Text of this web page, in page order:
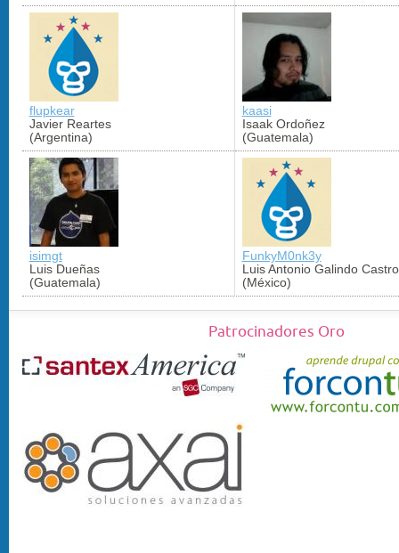
flupkear
Javier Reartes
(Argentina)
kaasi
Isaak Ordoñez
(Guatemala)
isimgt
Luis Dueñas
(Guatemala)
FunkyM0nk3y
Luis Antonio Galindo Castro
(México)
Patrocinadores Oro